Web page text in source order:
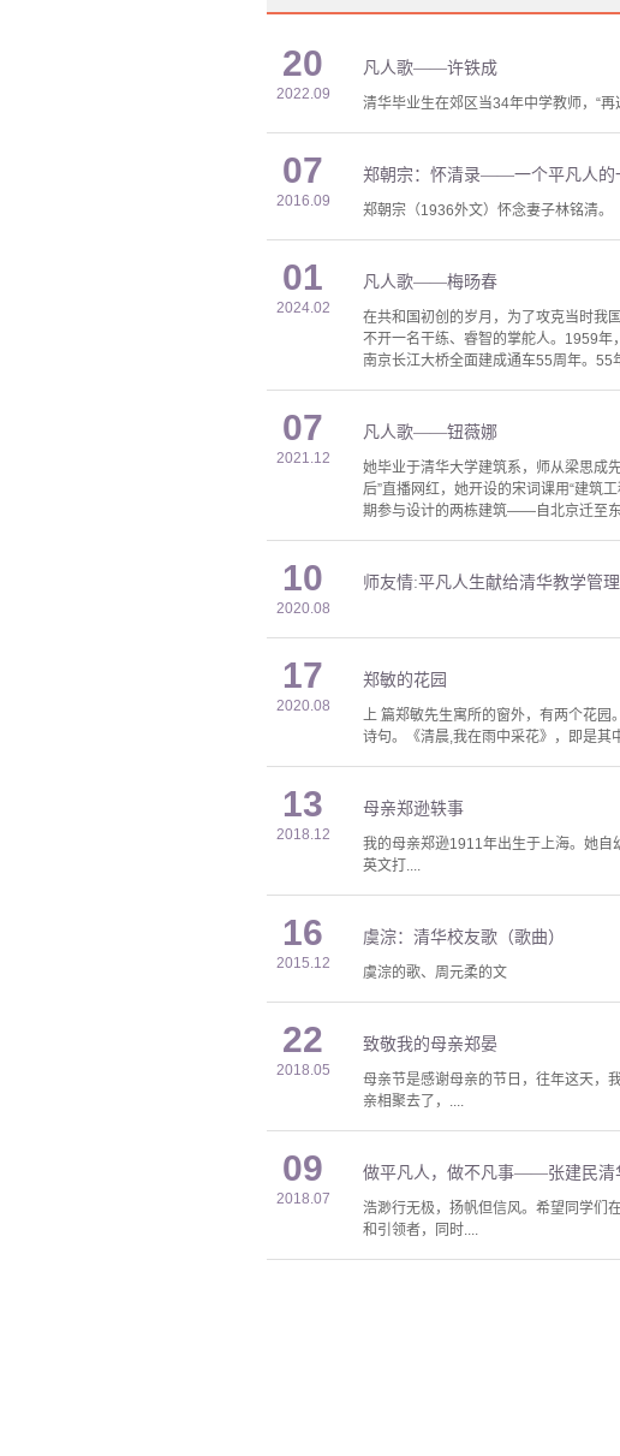
20
2022.09
凡人歌——许铁成
清华毕业生在郊区当34年中学教师，“
07
2016.09
郑朝宗：怀清录——一个平凡人的
郑朝宗（1936外文）怀念妻子林铭清。
01
2024.02
凡人歌——梅旸春
在共和国初创的岁月，为了攻克当时我
不开一名干练、睿智的掌舵人。1959
南京长江大桥全面建成通车55周年。
07
2021.12
凡人歌——钮薇娜
她毕业于清华大学建筑系，师从梁思成
后”直播网红，她开设的宋词课用“建筑
期参与设计的两栋建筑——自北京迁至
10
2020.08
师友情:平凡人生献给清华教学管
17
2020.08
郑敏的花园
上 篇郑敏先生寓所的窗外，有两个花园
诗句。《清晨,我在雨中采花》，即是其
13
2018.12
母亲郑逊轶事
我的母亲郑逊1911年出生于上海。她
英文打....
16
2015.12
虞淙：清华校友歌（歌曲）
虞淙的歌、周元柔的文
22
2018.05
致敬我的母亲郑晏
母亲节是感谢母亲的节日，往年这天，
亲相聚去了，....
09
2018.07
做平凡人，做不凡事——张建民清
浩渺行无极，扬帆但信风。希望同学们
和引领者，同时....